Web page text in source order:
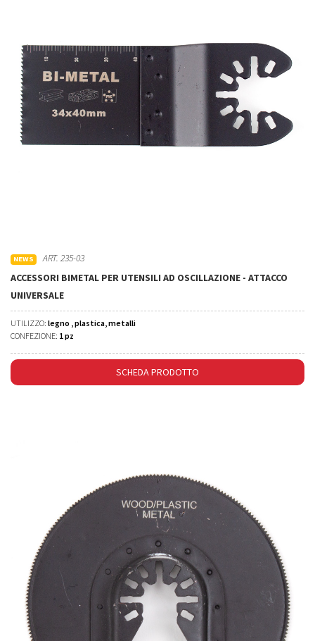
NEWS
ART. 235-03
ACCESSORI BIMETAL PER UTENSILI AD OSCILLAZIONE - ATTACCO
UNIVERSALE
UTILIZZO: legno , plastica, metalli
CONFEZIONE: 1 pz
SCHEDA PRODOTTO